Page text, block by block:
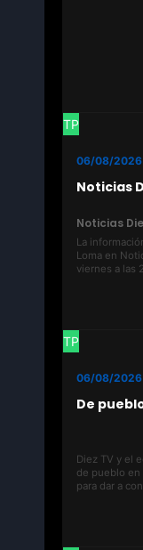
TP
06/08/
Noticias
Noticias
La
Loma en
viernes a las
TP
06/08/
De
Diez TV y el
de pueblo en
para dar a